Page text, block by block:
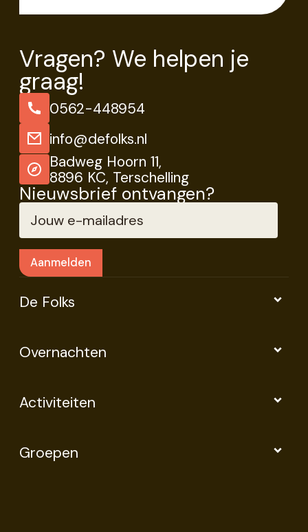
Vragen? We helpen je
graag!
0562-448954
info@defolks.nl
Badweg Hoorn 11,
8896 KC, Terschelling
Nieuwsbrief ontvangen?
De Folks
Overnachten
Activiteiten
Groepen